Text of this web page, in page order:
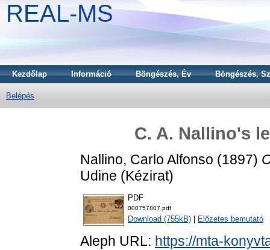
REAL-MS
Kezdőlap Információ Böngészés, Év Böngészés,
Belépés
C. A. Nallino's
Nallino, Carlo Alfonso (1897)
Udine (Kézirat)
PDF
000757807.pdf
Download (755kB) Előzetes bemutató
Aleph URL: https://mta-